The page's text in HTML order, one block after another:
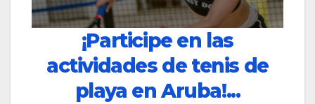
¡Participe en las
actividades de tenis de
playa en Aruba!...